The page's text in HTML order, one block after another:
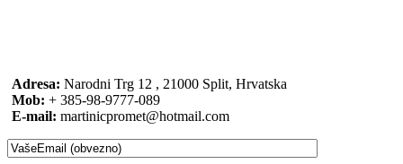
Adresa: Narodni Trg 12 , 21000 Split, Hrvatska
Mob: + 385-98-9777-089
E-mail: martinicpromet@hotmail.com